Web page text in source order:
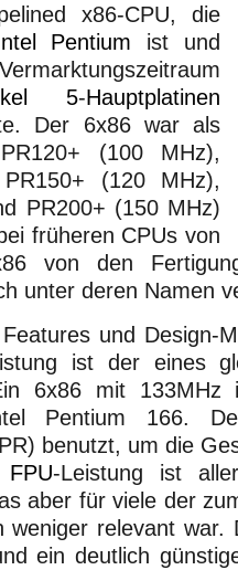
x86-CPU, die
Pentium ist und
5-Hauptplatinen
Der 6x86 war als
(100 MHz),
(120 MHz),
PR200+ (150 MHz)
früheren CPUs von
von den
unter deren Namen
und Design-
ist der eines
6x86 mit 133MHz
Pentium 166.
benutzt, um die
FPU-Leistung ist
aber für viele der
weniger relevant war.
ein deutlich